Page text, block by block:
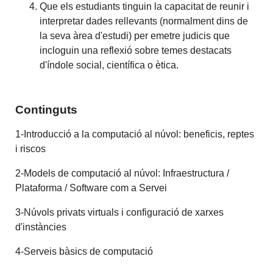
Que els estudiants tinguin la capacitat de reunir i
interpretar dades rellevants (normalment dins de
la seva àrea d'estudi) per emetre judicis que
incloguin una reflexió sobre temes destacats
d'índole social, científica o ètica.
Continguts
1-Introducció a la computació al núvol: beneficis, reptes
i riscos
2-Models de computació al núvol: Infraestructura /
Plataforma / Software com a Servei
3-Núvols privats virtuals i configuració de xarxes
d'instàncies
4-Serveis bàsics de computació